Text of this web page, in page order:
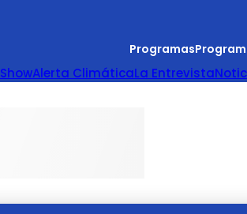
Programas
ShowAlerta ClimáticaLa Entrevista